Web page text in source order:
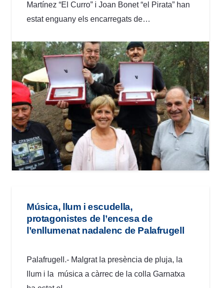
Martínez “El Curro” i Joan Bonet “el Pirata” han
estat enguany els encarregats de…
Música, llum i escudella,
protagonistes de l’encesa de
l’enllumenat nadalenc de Palafrugell
Palafrugell.- Malgrat la presència de pluja, la
llum i la música a càrrec de la colla Garnatxa